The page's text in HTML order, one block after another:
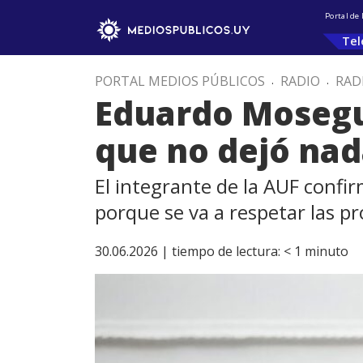
Portal de
PORTAL MEDIOS PÚBLICOS . RADIO .
Eduardo
que no dejó
El integrante de la AUF
porque se va a respetar las
30.06.2026 | tiempo de lectura: < 1 minuto